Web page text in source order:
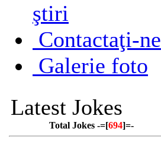
ştiri
Contactaţi-ne
Galerie foto
Latest Jokes
Total Jokes -=[694]=-